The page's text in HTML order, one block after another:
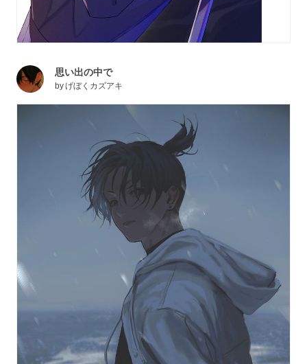
思い出の中で
byげぼくカズアキ